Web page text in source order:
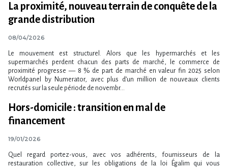
La proximité, nouveau terrain de conquête de la
grande distribution
08/04/2026
Le mouvement est structurel. Alors que les hypermarchés et les
supermarchés perdent chacun des parts de marché, le commerce de
proximité progresse — 8 % de part de marché en valeur fin 2025 selon
Worldpanel by Numerator, avec plus d​‌’un million de nouveaux clients
recrutés sur la seule période de novembr...
Hors-domicile : transition en mal de
financement
19/01/2026
Quel regard portez-vous, avec vos adhérents, fournisseurs de la
restauration collective, sur les obligations de la loi Égalim qui vous